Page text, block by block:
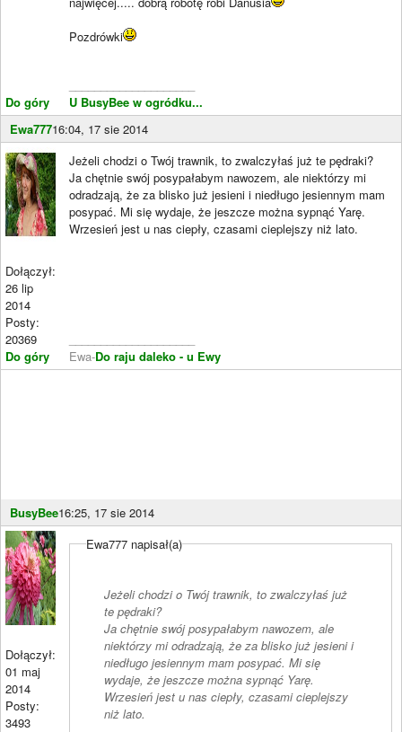
Do góry
Pozdrówki
U BusyBee w ogródku...
Ewa77716:04, 17 sie 2014
Dołączył:
26 lip
2014
Posty:
20369
Do góry
Jeżeli chodzi o Twój trawnik, to zwalczyłaś już te pędraki?
Ja chętnie swój posypałabym nawozem, ale niektórzy mi
odradzają, że za blisko już jesieni i niedługo jesiennym mam
posypać. Mi się wydaje, że jeszcze można sypnąć Yarę.
Wrzesień jest u nas ciepły, czasami cieplejszy niż lato.
Ewa-Do raju daleko - u Ewy
BusyBee16:25, 17 sie 2014
Dołączył:
01 maj
2014
Posty:
3493
Ewa777 napisał(a)
Jeżeli chodzi o Twój trawnik, to zwalczyłaś już
te pędraki?
Ja chętnie swój posypałabym nawozem, ale
niektórzy mi odradzają, że za blisko już jesieni i
niedługo jesiennym mam posypać. Mi się
wydaje, że jeszcze można sypnąć Yarę.
Wrzesień jest u nas ciepły, czasami cieplejszy
niż lato.